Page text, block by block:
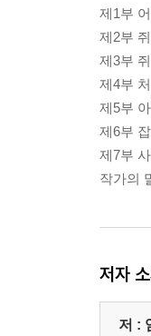
제1부
제2부
제3부
제4부
제5부
제6부
제7부
작가의
저자
저 :